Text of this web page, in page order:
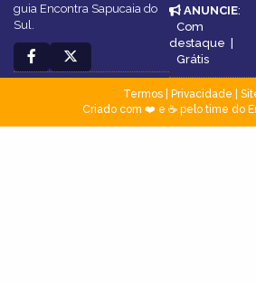
guia Encontra Sapucaia do
Sul.
ANUNCIE:
Com
destaque |
Grátis
Termos| Privacidade
Criado com ❤️ e ☕ pelo time do